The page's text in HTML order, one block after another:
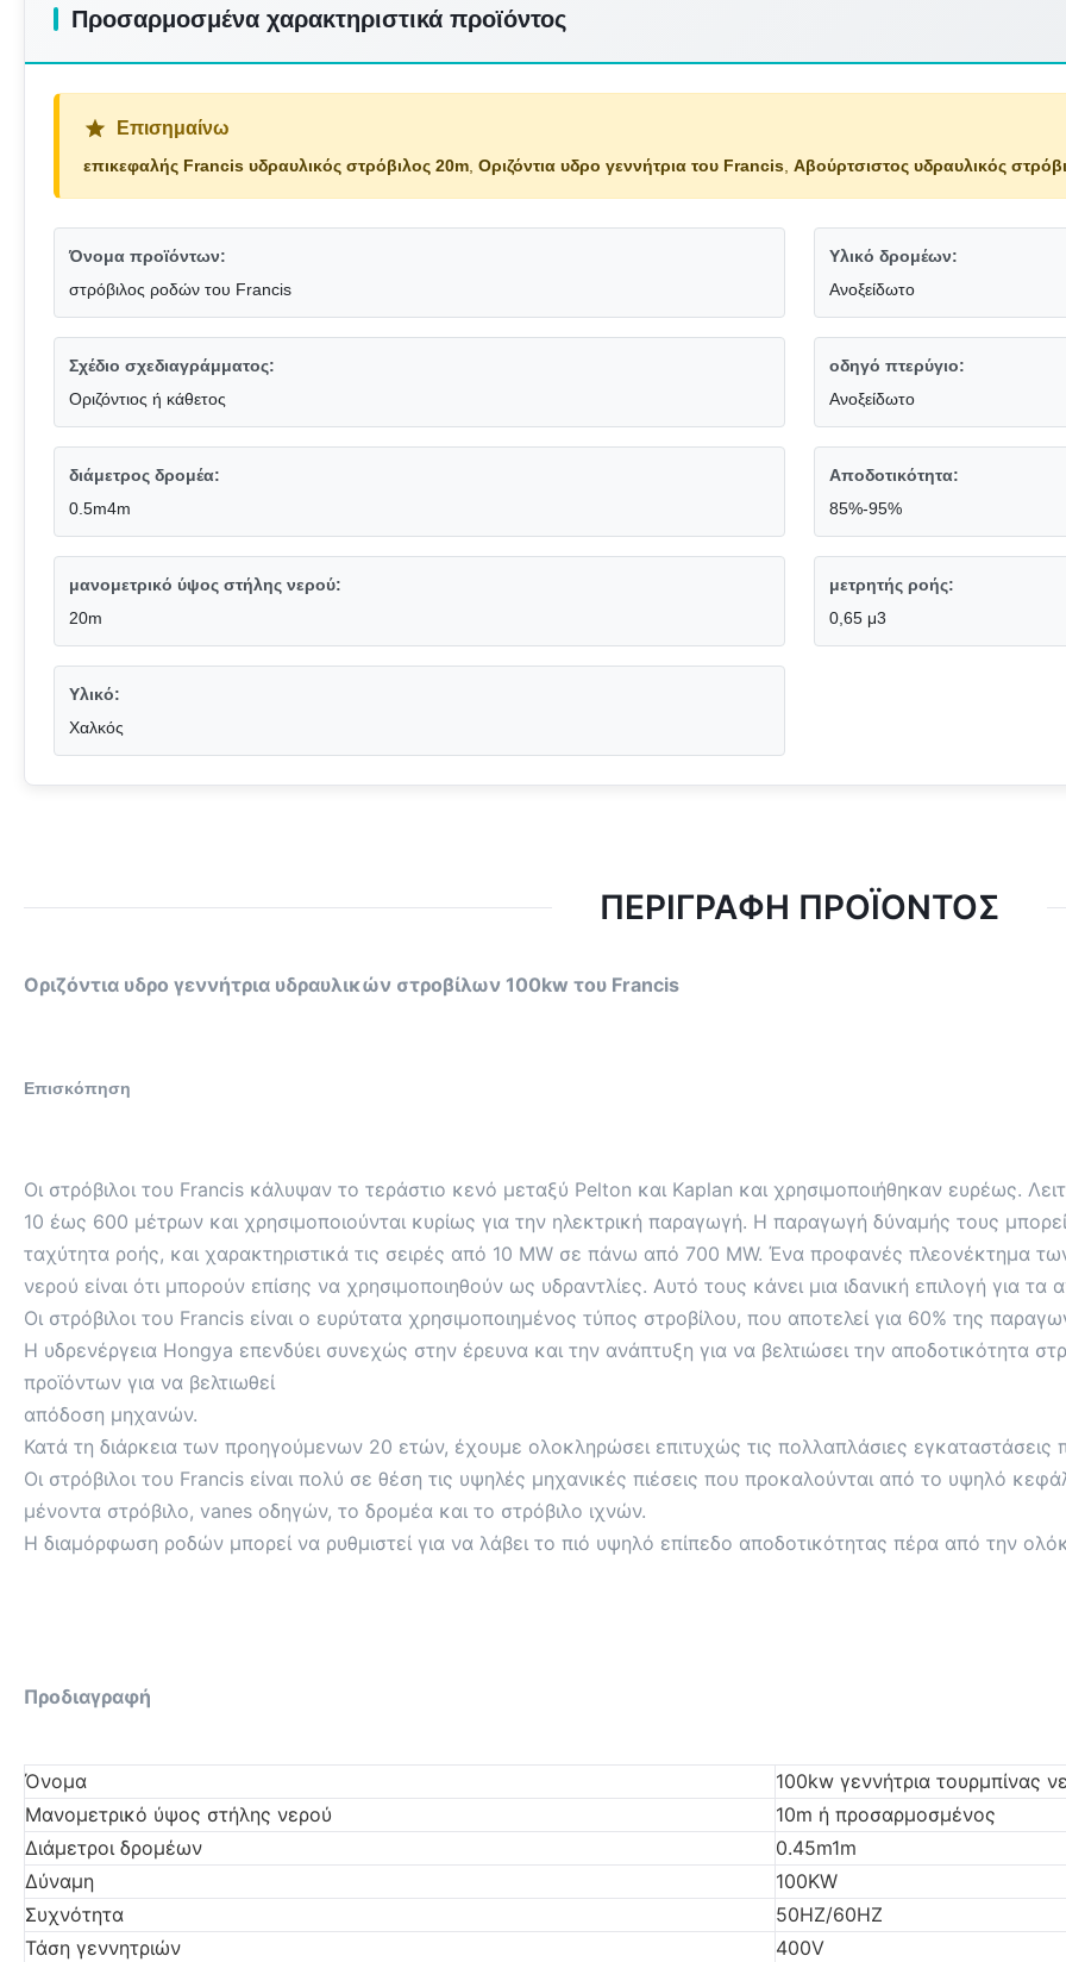
Προσαρμοσμένα χαρακτηριστικά προϊόντος
Επισημαίνω
επικεφαλής Francis υδραυλικός στρόβιλος 20m Οριζόντια υδρο γεννήτρια του Francis Αβούρτσιστος υδραυλικός
Όνομα προϊόντων:
στρόβιλος ροδών του Francis
Υλικό δρομέων:
Ανοξείδωτο
Σχέδιο σχεδιαγράμματος:
Οριζόντιος ή κάθετος
οδηγό πτερύγιο:
Ανοξείδωτο
διάμετρος δρομέα:
0.5m4m
Αποδοτικότητα:
85%-95%
μανομετρικό ύψος στήλης νερού:
20m
μετρητής ροής:
0,65 μ3
Υλικό:
Χαλκός
ΠΕΡΙΓΡΑΦΉ ΠΡΟΪΌΝΤΟΣ
Οριζόντια υδρο γεννήτρια υδραυλικών στροβίλων 100kw του Francis
Επισκόπηση
Οι στρόβιλοι του Francis κάλυψαν το τεράστιο κενό μεταξύ Pelton και Kaplan και χρησιμοποιήθηκαν ευρέως.
10 έως 600 μέτρων και χρησιμοποιούνται κυρίως για την ηλεκτρική παραγωγή. Η παραγωγή δύναμής τους
ταχύτητα ροής, και χαρακτηριστικά τις σειρές από 10 MW σε πάνω από 700 MW. Ένα προφανές πλεονέκτημα
νερού είναι ότι μπορούν επίσης να χρησιμοποιηθούν ως υδραντλίες. Αυτό τους κάνει μια ιδανική επιλογή για
Οι στρόβιλοι του Francis είναι ο ευρύτατα χρησιμοποιημένος τύπος στροβίλου, που αποτελεί για 60% της
Η υδρενέργεια Hongya επενδύει συνεχώς στην έρευνα και την ανάπτυξη για να βελτιώσει την αποδοτικότητα
προϊόντων για να βελτιωθεί
απόδοση μηχανών.
Κατά τη διάρκεια των προηγούμενων 20 ετών, έχουμε ολοκληρώσει επιτυχώς τις πολλαπλάσιες
Οι στρόβιλοι του Francis είναι πολύ σε θέση τις υψηλές μηχανικές πιέσεις που προκαλούνται από το υψηλό
μένοντα στρόβιλο, vanes οδηγών, το δρομέα και το στρόβιλο ιχνών.
Η διαμόρφωση ροδών μπορεί να ρυθμιστεί για να λάβει το πιό υψηλό επίπεδο αποδοτικότητας πέρα από την
Προδιαγραφή
Όνομα
100kw γεννήτρια τουρμπίνας
Μανομετρικό ύψος στήλης νερού
10m ή προσαρμοσμένος
Διάμετροι δρομέων
0.45m1m
Δύναμη
100KW
Συχνότητα
50HZ/60HZ
Τάση γεννητριών
400V